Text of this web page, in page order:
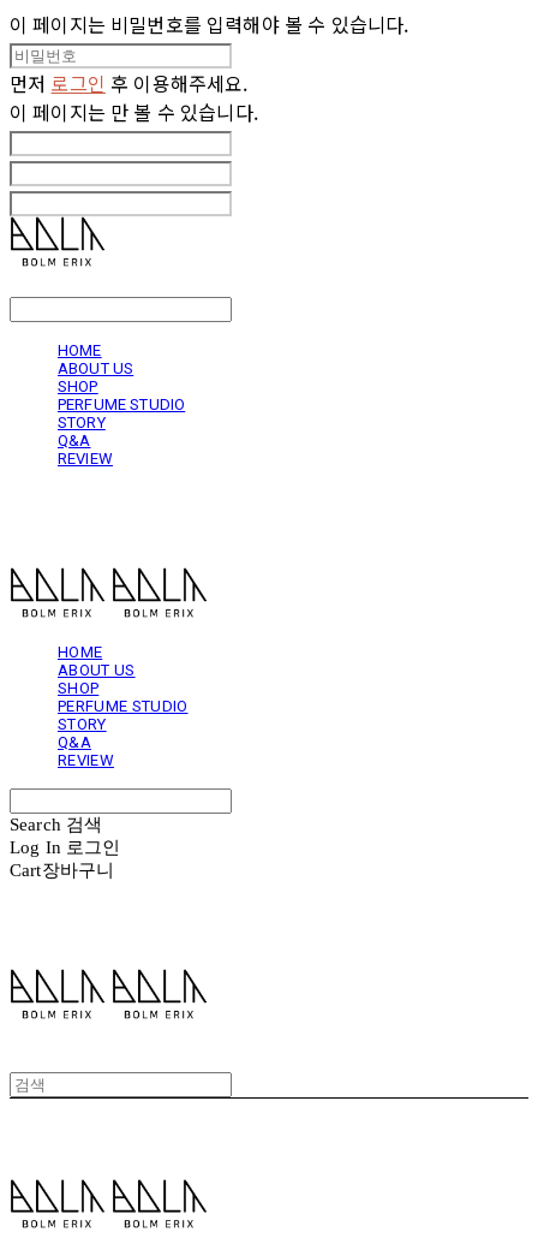
이 페이지는 비밀번호를 입력해야 볼 수 있습니다.
먼저 로그인 후 이용해주세요.
이 페이지는 만 볼 수 있습니다.
HOME
ABOUT US
SHOP
PERFUME STUDIO
STORY
Q&A
REVIEW
HOME
ABOUT US
SHOP
PERFUME STUDIO
STORY
Q&A
REVIEW
Search 검색
Log In 로그인
Cart장바구니